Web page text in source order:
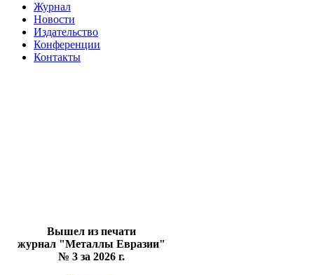
Журнал
Новости
Издательство
Конференции
Контакты
Вышел из печати
журнал "Металлы Евразии"
№ 3 за 2026 г.